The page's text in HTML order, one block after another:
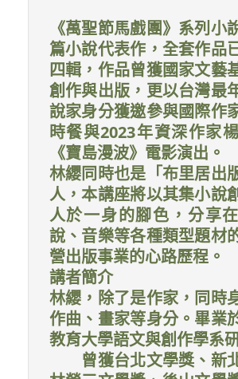
《萬聖節馬戲團》系列小
篇小說代表作，全套作品
四輯，作品曾獲國家文藝
創作與出版，更以台灣最
說家身分獲邀參與國際作
時餐與2023年資深作家
《寶島漫波》電影演出。
林纓同時也是「布里居出
人，本講座將以其集小說
人於一身的腳色，分享
說、音樂等各種類型題材
營出版事業的心路歷程。
講者簡介
林纓，除了是作家，同時
作曲、畫家等身分。畢業
教育大學語文與創作學系
曾獲台北文學獎、新